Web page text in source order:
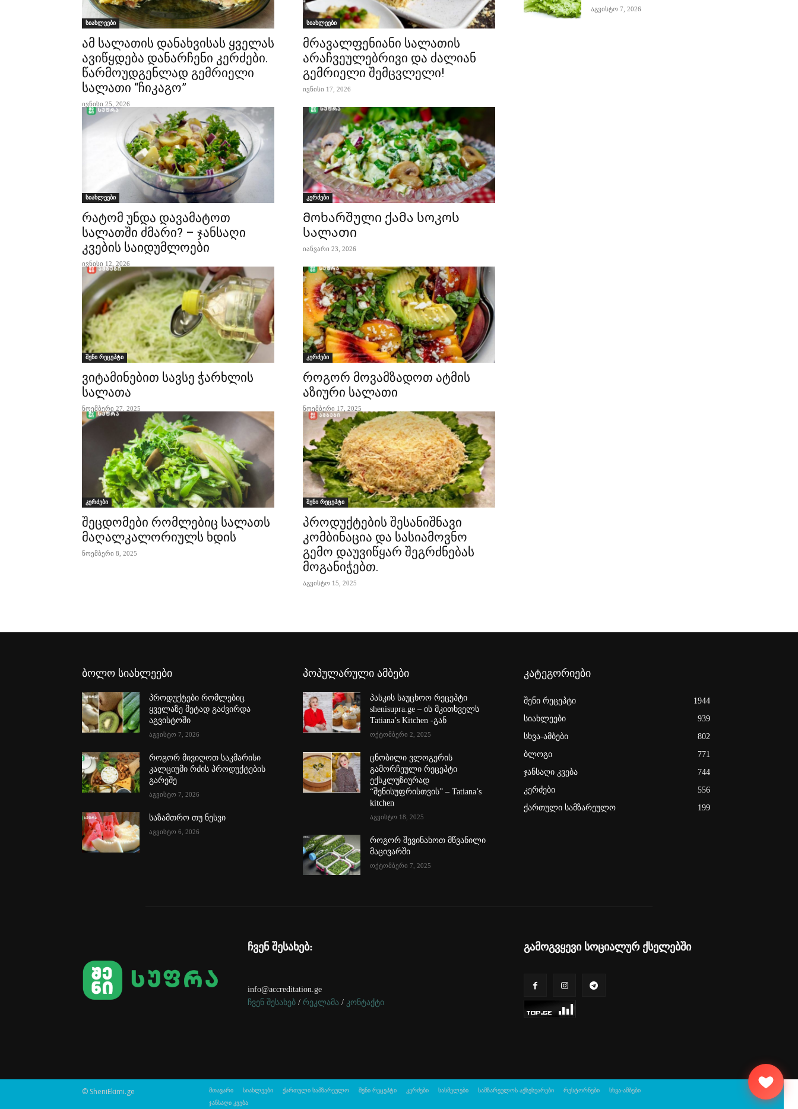
სიახლეები
ამ სალათის დანახვისას ყველას
ავიწყდება დანარჩენი კერძები.
წარმოუდგენლად გემრიელი
სალათი “ჩიკაგო”
ივნისი 25, 2026
სიახლეები
მრავალფენიანი სალათის
არაჩვეულებრივი და ძალიან
გემრიელი შემცვლელი!
ივნისი 17, 2026
სიახლეები
რატომ უნდა დავამატოთ
სალათში ძმარი? – ჯანსაღი
კვების საიდუმლოები
ივნისი 12, 2026
კერძები
Მოხარშული ქამა სოკოს
სალათი
იანვარი 23, 2026
შენი რეცეპტი
ვიტამინებით სავსე ჭარხლის
სალათა
ნოემბერი 27, 2025
კერძები
როგორ მოვამზადოთ ატმის
აზიური სალათი
ნოემბერი 17, 2025
კერძები
შეცდომები რომლებიც სალათს
მაღალკალორიულს ხდის
ნოემბერი 8, 2025
შენი რეცეპტი
პროდუქტების შესანიშნავი
კომბინაცია და სასიამოვნო
გემო დაუვიწყარ შეგრძნებას
მოგანიჭებთ.
აგვისტო 15, 2025
აგვისტო 7, 2026
ბოლო სიახლეები
პროდუქტები რომლებიც
ყველაზე მეტად გაძვირდა
აგვისტოში
აგვისტო 7, 2026
როგორ მივიღოთ საკმარისი
კალციუმი რძის პროდუქტების
გარეშე
აგვისტო 7, 2026
საზამთრო თუ ნესვი
აგვისტო 6, 2026
პოპულარული ამბები
პასკის საუცხოო რეცეპტი
shenisupra.ge – ის მკითხველს
Tatiana’s Kitchen -გან
ოქტომბერი 2, 2025
ცნობილი ვლოგერის
გამორჩეული რეცეპტი
ექსკლუზიურად
“შენისუფრისთვის” – Tatiana’s
kitchen
აგვისტო 18, 2025
როგორ შევინახოთ მწვანილი
მაცივარში
ოქტომბერი 7, 2025
კატეგორიები
შენი რეცეპტი
1944
სიახლეები
939
სხვა-ამბები
802
ბლოგი
771
ჯანსაღი კვება
744
კერძები
556
ქართული სამზარეულო
199
ჩვენ შესახებ:
info@accreditation.ge
ჩვენ შესახებ / რეკლამა / კონტაქტი
გამოგვყევი სოციალურ ქსელებში
© SheniEkimi.ge მთავარი სიახლეები ქართული სამზარეულო შენი რეცეპტი კერძები სასმელები სამზარეულოს აქსესუარები რესტორნები
სხვა-ამბები
ჯანსაღი კვება